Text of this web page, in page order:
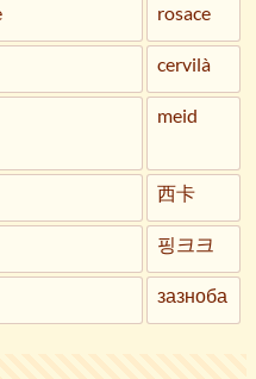
rosace
cervilà
meid
西卡
핑크크
зазноба